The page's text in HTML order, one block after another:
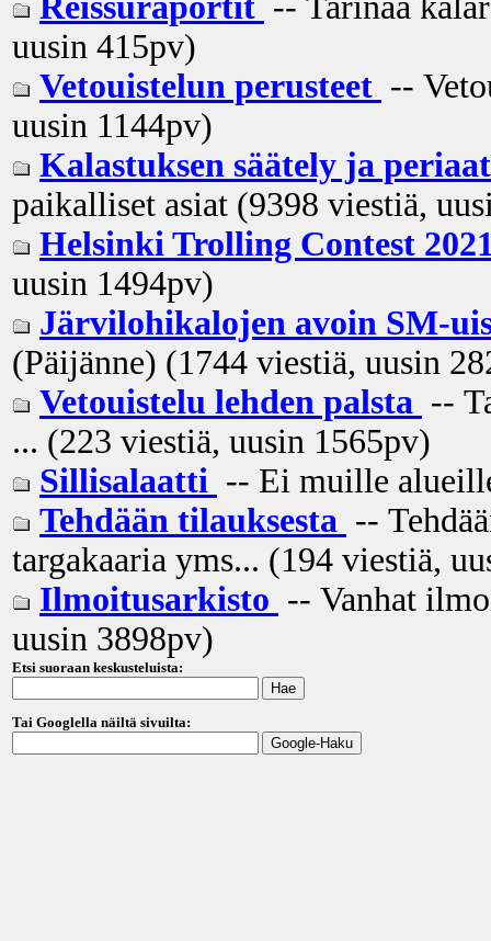
uusin 415pv)
Vetouistelun perusteet --
uusin 1144pv)
Kalastuksen säätely ja
paikalliset asiat (9398 viestiä,
Helsinki Trolling Contest
uusin 1494pv)
Järvilohikalojen avoin SM-
(Päijänne) (1744 viestiä, uusin
Vetouistelu lehden palsta --
... (223 viestiä, uusin 1565pv)
Sillisalaatti -- Ei muille
Tehdään tilauksesta --
targakaaria yms... (194 viestiä,
Ilmoitusarkisto -- Vanhat
uusin 3898pv)
Etsi suoraan keskusteluista:
Tai Googlella näiltä sivuilta: